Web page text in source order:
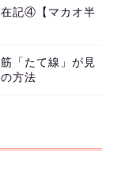
在記④【マカオ半
「たて線」が見
方法